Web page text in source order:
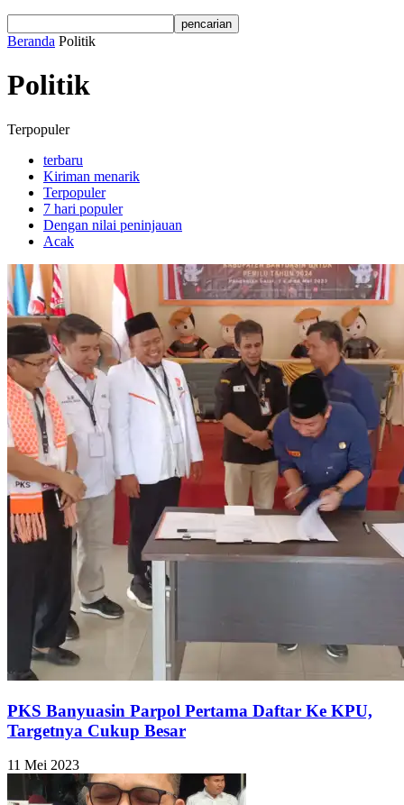
Beranda Politik
Politik
Terpopuler
terbaru
Kiriman menarik
Terpopuler
7 hari populer
Dengan nilai peninjauan
Acak
PKS Banyuasin Parpol Pertama Daftar Ke KPU,
Targetnya Cukup Besar
11 Mei 2023